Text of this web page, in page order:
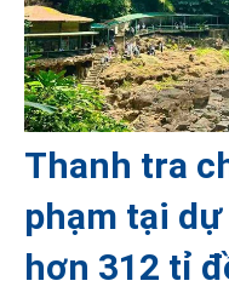
Thanh tra
phạm tại
hơn 312 tỉ